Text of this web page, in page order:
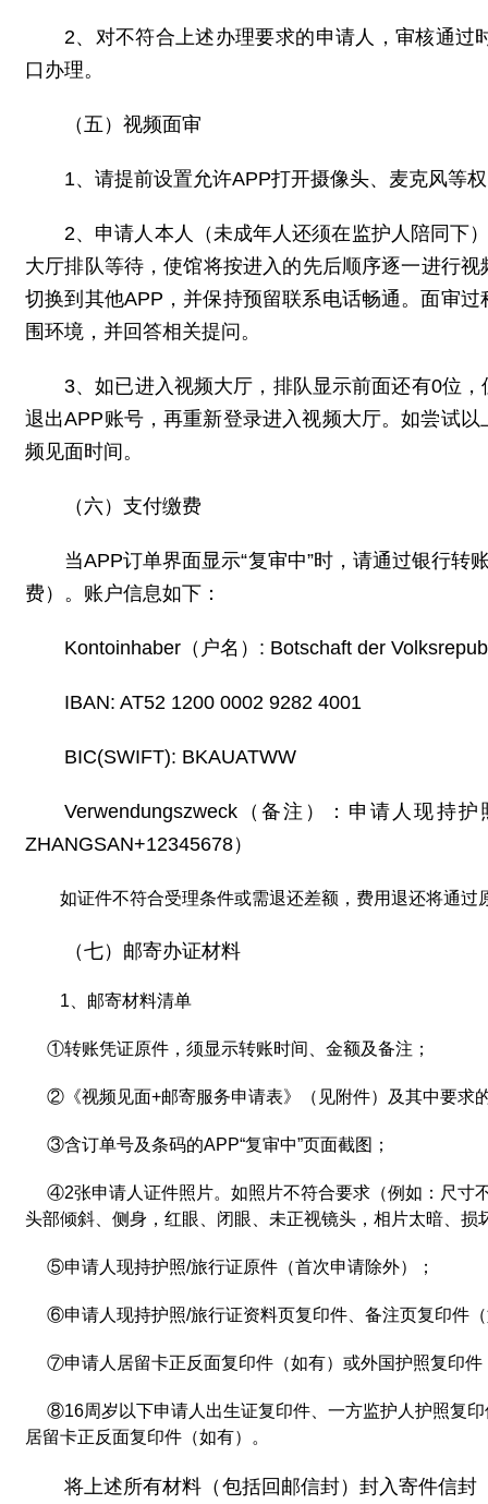
2、对不符合上述办理要求的申请人，审核通
口办理。
（五）视频面审
1、请提前设置允许APP打开摄像头、麦克风等
2、申请人本人（未成年人还须在监护人陪同下
大厅排队等待，使馆将按进入的先后顺序逐一进行
切换到其他APP，并保持预留联系电话畅通。面审
围环境，并回答相关提问。
3、如已进入视频大厅，排队显示前面还有0位
退出APP账号，再重新登录进入视频大厅。如尝试
频见面时间。
（六）支付缴费
当APP订单界面显示“复审中”时，请通过银行
费）。账户信息如下：
Kontoinhaber（户名）: Botschaft der
IBAN: AT52 1200 0002 9282 4001
BIC(SWIFT): BKAUATWW
Verwendungszweck（备注）：申请人现持
ZHANGSAN+12345678）
如证件不符合受理条件或需退还差额，费用退还将通过
（七）邮寄办证材料
1、邮寄材料清单
①转账凭证原件，须显示转账时间、金额及备注；
②《视频见面+邮寄服务申请表》（见附件）及其中要求
③含订单号及条码的APP“复审中”页面截图；
④2张申请人证件照片。如照片不符合要求（例如：尺寸
头部倾斜、侧身，红眼、闭眼、未正视镜头，相片太暗、
⑤申请人现持护照/旅行证原件（首次申请除外）；
⑥申请人现持护照/旅行证资料页复印件、备注页复印件
⑦申请人居留卡正反面复印件（如有）或外国护照复印件
⑧16周岁以下申请人出生证复印件、一方监护人护照复
居留卡正反面复印件（如有）。
将上述所有材料（包括回邮信封）封入寄件信